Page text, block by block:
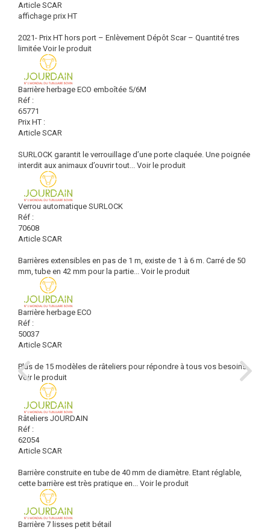
Article SCAR
affichage prix HT
2021- Prix HT hors port – Enlèvement Dépôt Scar – Quantité tres
limitée Voir le produit
Barrière herbage ECO emboîtée 5/6M
Réf :
65771
Prix HT :
Article SCAR
SURLOCK garantit le verrouillage d’une porte claquée. Une poignée
interdit aux animaux d’ouvrir tout... Voir le produit
Verrou automatique SURLOCK
Réf :
70608
Article SCAR
Barrières extensibles en pas de 1 m, existe de 1 à 6 m. Carré de 50
mm, tube en 42 mm pour la partie... Voir le produit
Barrière herbage ECO
Réf :
50037
Article SCAR
Plus de 15 modèles de râteliers pour répondre à tous vos besoins.
Voir le produit
Râteliers JOURDAIN
Réf :
62054
Article SCAR
Barrière construite en tube de 40 mm de diamètre. Etant réglable,
cette barrière est très pratique en... Voir le produit
Barrière 7 lisses petit bétail